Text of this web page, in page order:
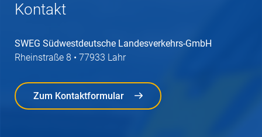
Kontakt
SWEG Südwestdeutsche Landesverkehrs-GmbH
Rheinstraße 8 • 77933 Lahr
Zum Kontaktformular